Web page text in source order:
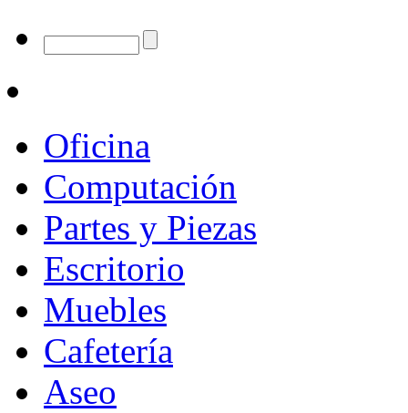
Oficina
Computación
Partes y Piezas
Escritorio
Muebles
Cafetería
Aseo